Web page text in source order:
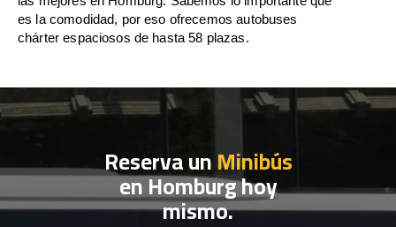
es la comodidad, por eso ofrecemos autobuses
chárter espaciosos de hasta 58 plazas.
Reserva unMinibús
en Homburg hoy
mismo.